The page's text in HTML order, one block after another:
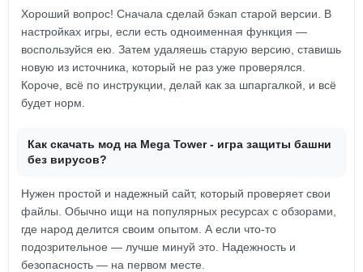
Хороший вопрос! Сначала сделай бэкап старой версии. В
настройках игры, если есть одноименная функция —
воспользуйся ею. Затем удаляешь старую версию, ставишь
новую из источника, который не раз уже проверялся.
Короче, всё по инструкции, делай как за шпаргалкой, и всё
будет норм.
Как скачать мод на Mega Tower - игра защиты башни
без вирусов?
Нужен простой и надежный сайт, который проверяет свои
файлы. Обычно ищи на популярных ресурсах с обзорами,
где народ делится своим опытом. А если что-то
подозрительное — лучше минуй это. Надежность и
безопасность — на первом месте.